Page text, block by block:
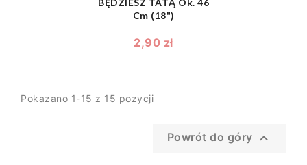
BĘDZIESZ TATĄ Ok. 46
Cm (18")
2,90 zł
Pokazano 1-15 z 15 pozycji
Powrót do góry 